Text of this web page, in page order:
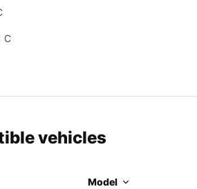
C
vehicles
Model